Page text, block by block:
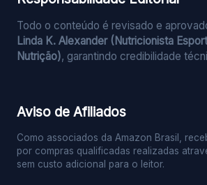
Todo o conteúdo é revisado e
Linda K. Alexander (Nutricionista
Nutrição), garantindo credibilidade
Aviso de Afiliados
Como associados da Amazon Brasil,
por compras qualificadas realizadas
sem custo adicional para o leitor.